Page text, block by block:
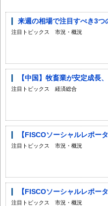
来週の相場で注目すべき3
注目トピックス 市況・概況
【中国】牧畜業が安定成長
注目トピックス 経済総合
【FISCOソーシャルレポー
注目トピックス 市況・概況
【FISCOソーシャルレポー
注目トピックス 市況・概況